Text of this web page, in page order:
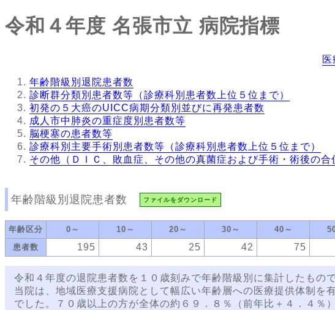
令和４年度 名張市立 病院指標
年齢階級別退院患者数
診断群分類別患者数等（診療科別患者数上位５位まで）
初発の５大癌のUICC病期分類別並びに再発患者数
成人市中肺炎の重症度別患者数等
脳梗塞の患者数等
診療科別主要手術別患者数等（診療科別患者数上位５位まで）
その他（ＤＩＣ、敗血症、その他の真菌症および手術・術後の合
年齢階級別退院患者数 ファイルをダウンロード
年齢区分 0～ 10～ 20～ 30～ 40～
患者数
195 43 25 42 75
令和４年度の退院患者数を１０歳刻みで年齢階級別に集計したもので
当院は、地域医療支援病院として幅広い年齢層への医療提供体制を
でした。７０歳以上の方が全体の約６９．８％（前年比＋４．４％